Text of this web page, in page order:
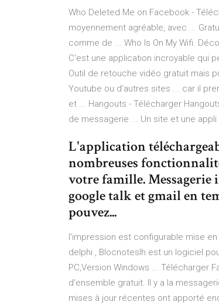
Who Deleted Me on Facebook -
moyennement agréable, avec ...
comme de ... Who Is On My Wifi.
C'est une application incroyable qui
Outil de retouche vidéo gratuit mais
Youtube ou d'autres sites ... car il
et ... Hangouts - Télécharger
de messagerie ... Un site et une
L'application
nombreuses
votre famille. Messagerie
google talk et gmail en
pouvez...
l'impression est configurable mise
delphi , Blocnoteslh est un logiciel
PC,Version Windows ... Télécharger
d'ensemble gratuit. Il y a la
mises à jour récentes ont apporté